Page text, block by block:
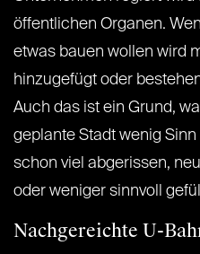
öffentlichen Organen.
etwas bauen wollen wird
hinzugefügt oder
Auch das ist ein Grund,
geplante Stadt wenig
schon viel abgerissen,
oder weniger sinnvoll
Nachgereichte U-